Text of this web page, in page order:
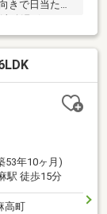
きで日当たり
資用にも適し
２．０％）∞
ン・洗面化
ーホン・外部
53年10ヶ月)
駅 徒歩15分
高町